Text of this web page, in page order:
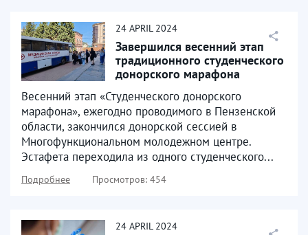
24 APRIL 2024
Завершился весенний этап
традиционного студенческого
донорского марафона
Весенний этап «Студенческого донорского
марафона», ежегодно проводимого в Пензенской
области, закончился донорской сессией в
Многофункциональном молодежном центре.
Эстафета переходила из одного студенческого...
Подробнее Просмотров: 454
24 APRIL 2024